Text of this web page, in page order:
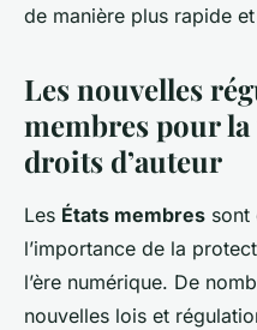
de manière plus rapide
Les nouvelles
membres pour
droits d’auteur
Les États membres sont
l’importance de la
l’ère numérique. De
nouvelles lois et